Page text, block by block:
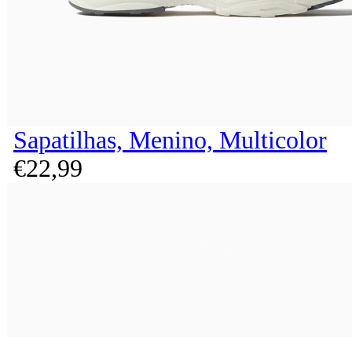
Sapatilhas, Menino, Multicolor
€22,99